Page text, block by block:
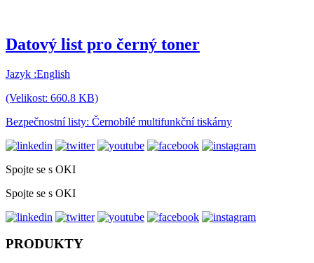
Datový list pro černý toner
Jazyk :English
(Velikost: 660.8 KB)
Bezpečnostní listy: Černobílé multifunkční tiskárny
Spojte se s OKI
Spojte se s OKI
PRODUKTY